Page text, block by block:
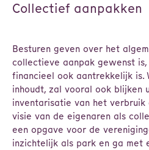
Collectief aanpakken
Besturen geven over het
collectieve aanpak gewenst
financieel ook aantrekkelijk is.
inhoudt, zal vooral ook blijken
inventarisatie van het
visie van de eigenaren als
een opgave voor de
inzichtelijk als park en ga met